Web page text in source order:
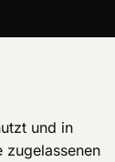
und in
zugelassenen